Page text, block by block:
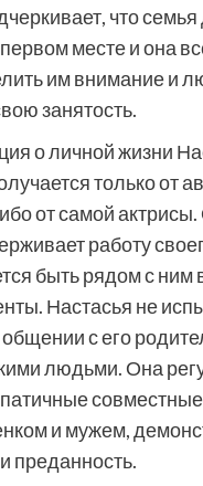
что
месте и она
им внимание и
занятость.
о личной жизни
только от
от самой
работу
быть рядом с ним
Настасья не
с его
людьми. Она
и мужем,
преданность.